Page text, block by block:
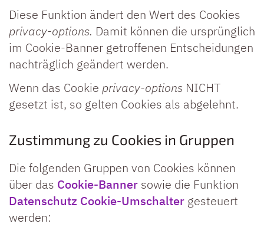
Diese Funktion ändert den Wert des Cookies
privacy-options. Damit können die ursprünglich
im Cookie-Banner getroffenen Entscheidungen
nachträglich geändert werden.
Wenn das Cookie privacy-options NICHT
gesetzt ist, so gelten Cookies als abgelehnt.
Zustimmung zu Cookies in Gruppen
Die folgenden Gruppen von Cookies können
über das Cookie-Banner sowie die Funktion
Datenschutz Cookie-Umschalter gesteuert
werden: